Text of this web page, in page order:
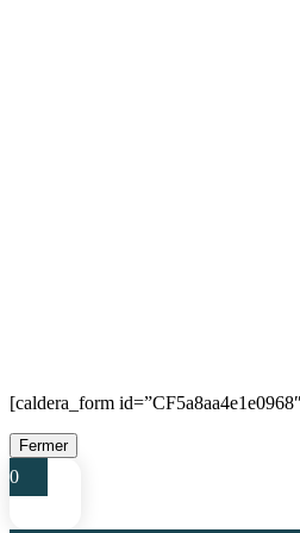
[caldera_form
Fermer
0